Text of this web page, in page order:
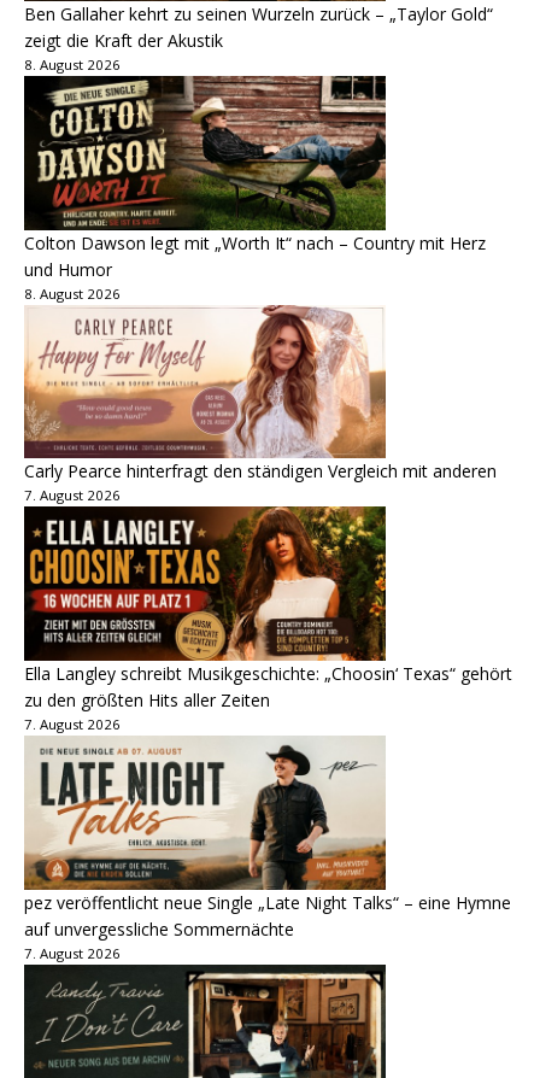
Ben Gallaher kehrt zu seinen Wurzeln zurück – „Taylor Gold“
zeigt die Kraft der Akustik
8. August 2026
Colton Dawson legt mit „Worth It“ nach – Country mit Herz
und Humor
8. August 2026
Carly Pearce hinterfragt den ständigen Vergleich mit anderen
7. August 2026
Ella Langley schreibt Musikgeschichte: „Choosin‘ Texas“ gehört
zu den größten Hits aller Zeiten
7. August 2026
pez veröffentlicht neue Single „Late Night Talks“ – eine Hymne
auf unvergessliche Sommernächte
7. August 2026